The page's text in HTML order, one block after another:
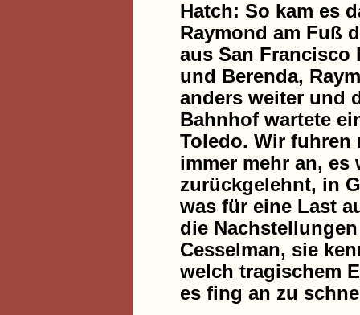
Hatch: So kam es
Raymond am Fuß
aus San Francisco
und Berenda,
anders weiter und
Bahnhof wartete
Toledo. Wir fuhren
immer mehr an, es
zurückgelehnt, in
was für eine Last
die
Cesselman, sie
welch tragischem
es fing an zu